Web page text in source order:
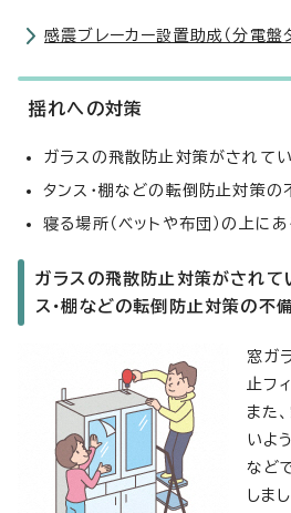
感震ブレーカー設置助成（分電盤
揺れへの対策
ガラスの飛散防止対策がされて
タンス・棚などの転倒防止対策
寝る場所（ベットや布団）の上に
ガラスの飛散防止対策がされて
ス・棚などの転倒防止対策の不
窓ガ
止フ
また
いよ
など
しまし